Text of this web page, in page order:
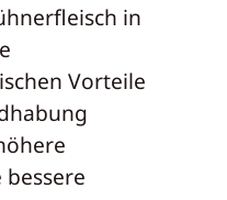
in
Vorteile